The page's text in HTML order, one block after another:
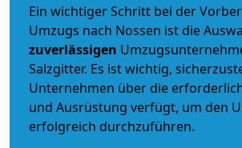
Ein wichtiger Schritt bei der
Umzugs nach Nossen ist die
zuverlässigen
Salzgitter. Es ist wichtig,
Unternehmen über die
und Ausrüstung verfügt, um den
erfolgreich durchzuführen.